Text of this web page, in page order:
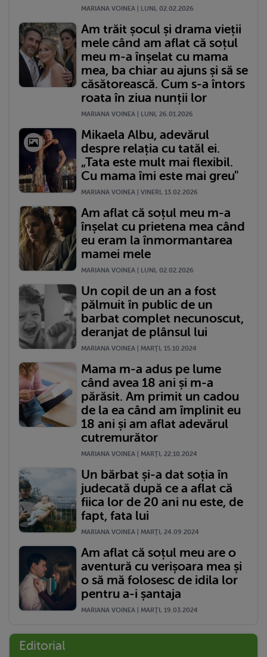
MARIANA VOINEA | LUNI, 02.02.2026
Am trăit șocul și drama vieții
mele când am aflat că soțul
meu m-a înșelat cu mama
mea, ba chiar au ajuns și să se
căsătorească. Cum s-a întors
roata în ziua nunții lor
MARIANA VOINEA | LUNI, 26.01.2026
Mikaela Albu, adevărul
despre relația cu tatăl ei.
„Tata este mult mai flexibil.
Cu mama îmi este mai greu"
MARIANA VOINEA | VINERI, 13.02.2026
Am aflat că soțul meu m-a
înșelat cu prietena mea când
eu eram la înmormantarea
mamei mele
MARIANA VOINEA | LUNI, 02.02.2026
Un copil de un an a fost
pălmuit în public de un
barbat complet necunoscut,
deranjat de plânsul lui
MARIANA VOINEA | MARŢI, 15.10.2024
Mama m-a adus pe lume
când avea 18 ani și m-a
părăsit. Am primit un cadou
de la ea când am împlinit eu
18 ani și am aflat adevărul
cutremurător
MARIANA VOINEA | MARŢI, 22.10.2024
Un bărbat și-a dat soția în
judecată după ce a aflat că
fiica lor de 20 ani nu este, de
fapt, fata lui
MARIANA VOINEA | MARŢI, 24.09.2024
Am aflat că soțul meu are o
aventură cu verișoara mea și
o să mă folosesc de idila lor
pentru a-i șantaja
MARIANA VOINEA | MARŢI, 19.03.2024
Editorial